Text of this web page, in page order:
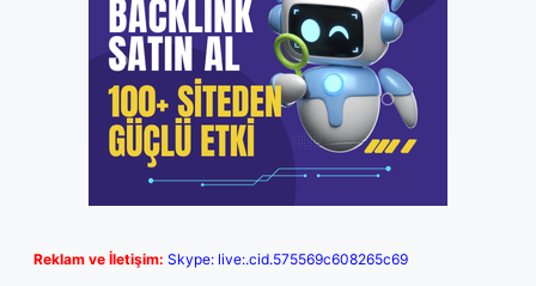
Reklam ve İletişim: Skype: live:.cid.575569c608265c69